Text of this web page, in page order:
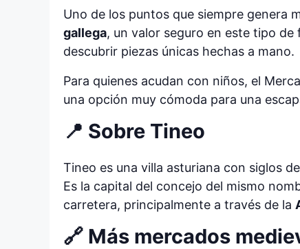
Uno de los puntos que siempre genera
gallega, un valor seguro en este tipo de
descubrir piezas únicas hechas a mano.
Para quienes acudan con niños, el
una opción muy cómoda para una
📍 Sobre Tineo
Tineo es una villa asturiana con siglos
Es la capital del concejo del mismo
carretera, principalmente a través de la
🔗 Más mercados